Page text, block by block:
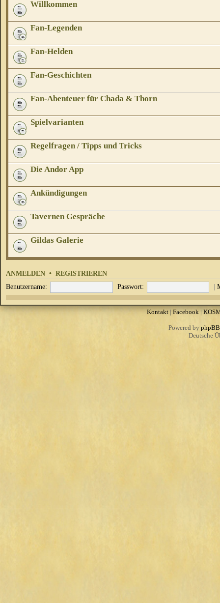
Willkommen
Fan-Legenden
Fan-Helden
Fan-Geschichten
Fan-Abenteuer für Chada & Thorn
Spielvarianten
Regelfragen / Tipps und Tricks
Die Andor App
Ankündigungen
Tavernen Gespräche
Gildas Galerie
ANMELDEN • REGISTRIEREN
Benutzername: Passwort: |
Kontakt| Facebook|
Powered by phpBB
Deutsche